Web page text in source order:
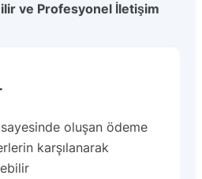
ve Profesyonel İletişim
oluşan ödeme
karşılanarak